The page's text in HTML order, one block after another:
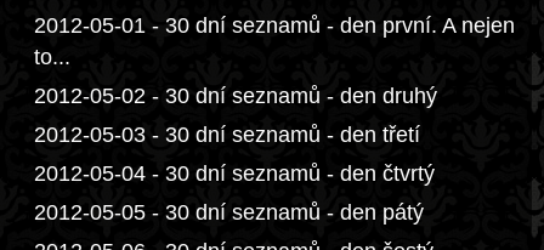
2012-05-01 - 30 dní seznamů - den první. A nejen
to...
2012-05-02 - 30 dní seznamů - den druhý
2012-05-03 - 30 dní seznamů - den třetí
2012-05-04 - 30 dní seznamů - den čtvrtý
2012-05-05 - 30 dní seznamů - den pátý